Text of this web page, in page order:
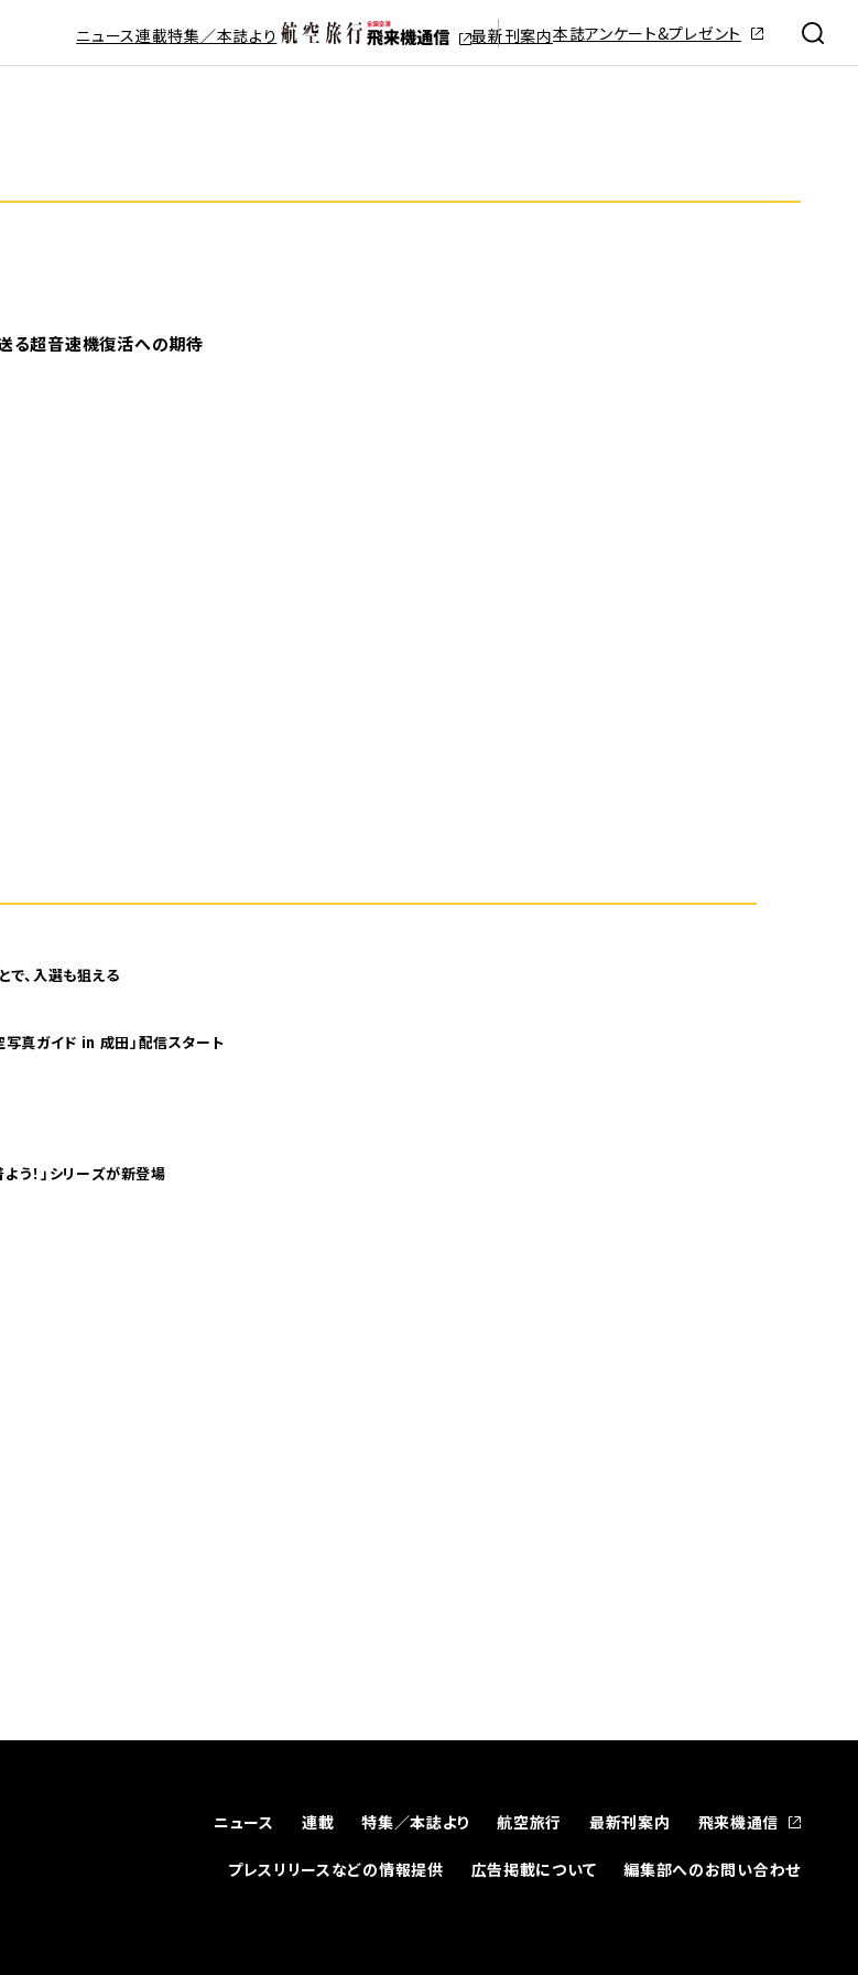
ニュース連載特集／本誌より 最新刊案内本誌アンケート&プレゼント
る超音速機復活への期待
で、入選も狙える
真ガイド in 成田」配信スタート
港をTシャツで着よう！」シリーズが新登場
ニュース 連載 特集／本誌より 航空旅行 最新刊案内 飛来機通信
プレスリリースなどの情報提供 広告掲載について 編集部へのお問い合わせ